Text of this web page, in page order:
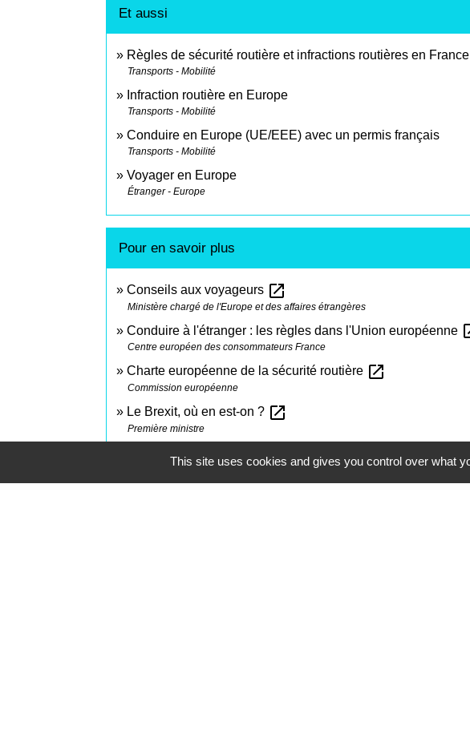
Et aussi
Règles de sécurité routière et infractions routières en France
Transports - Mobilité
Infraction routière en Europe
Transports - Mobilité
Conduire en Europe (UE/EEE) avec un permis français
Transports - Mobilité
Voyager en Europe
Étranger - Europe
Pour en savoir plus
Conseils aux voyageurs open_in_new
Ministère chargé de l'Europe et des affaires étrangères
Conduire à l'étranger : les règles dans l'Union européenne
Centre européen des consommateurs France
Charte européenne de la sécurité routière open_in_new
Commission européenne
Le Brexit, où en est-on ? open_in_new
Première ministre
This site uses cookies and gives you control over what